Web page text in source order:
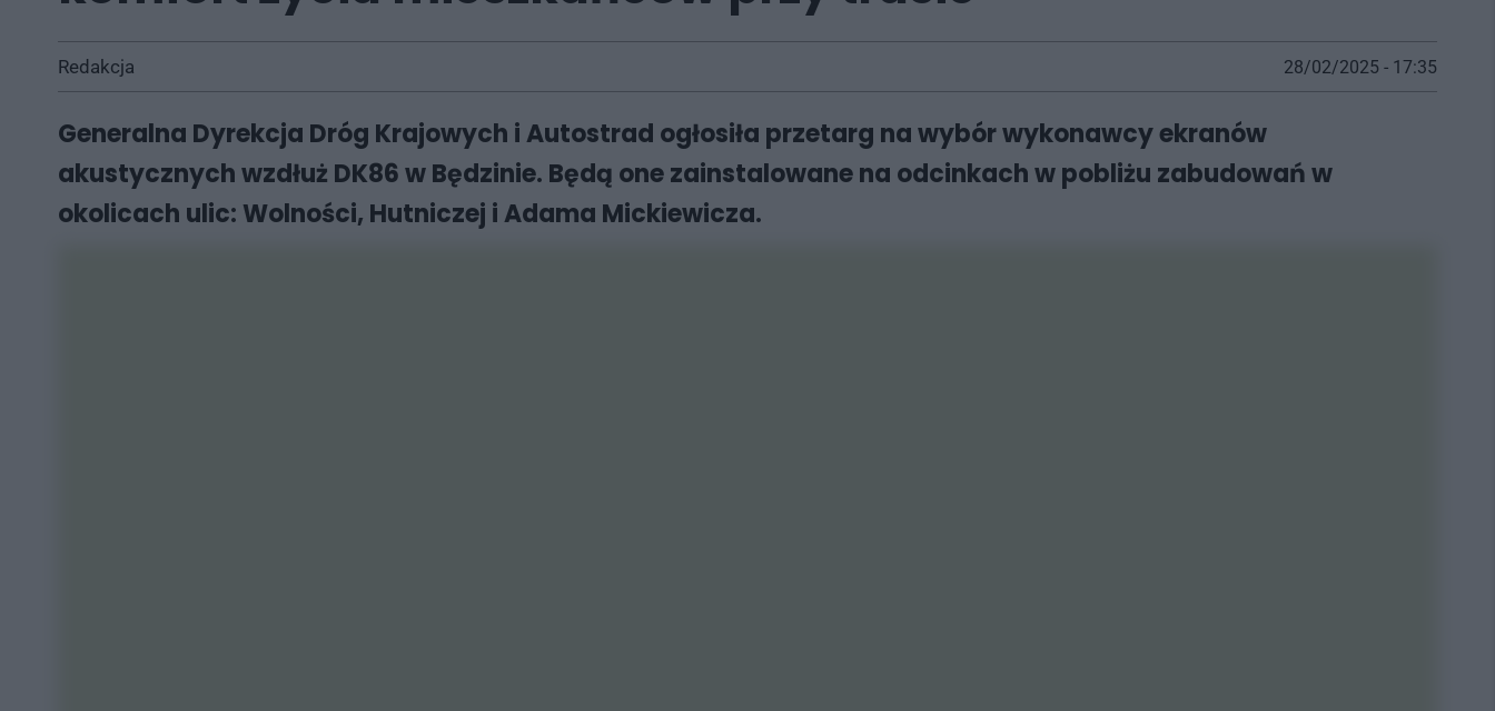
Redakcja 28/02/2025 - 17:35
Generalna Dyrekcja Dróg Krajowych i Autostrad ogłosiła przetarg na wybór wykonawcyekranów
akustycznych wzdłuż DK86w Będzinie. Będą onezainstalowane na odcinkach w pobliżu zabudowań w
okolicach ulic: Wolności, Hutniczej i Adama Mickiewicza.